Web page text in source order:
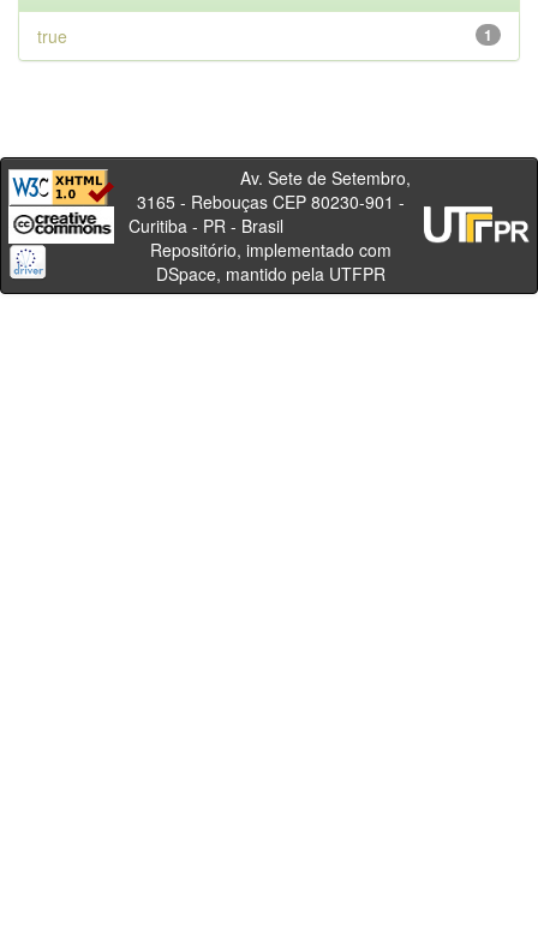
1
true
Av. Sete de Setembro,
3165 - Rebouças CEP 80230-901 -
Curitiba - PR - Brasil
Repositório, implementado com
DSpace, mantido pela UTFPR